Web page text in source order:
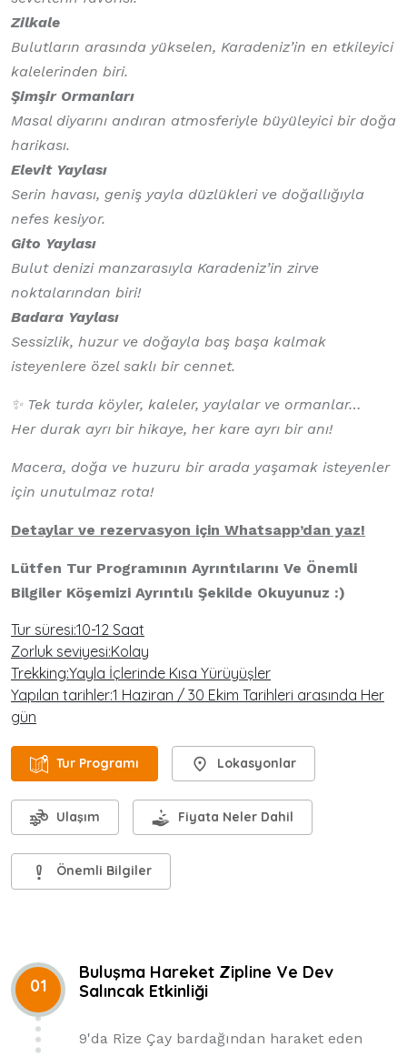
Zilkale
Bulutların arasında yükselen, Karadeniz’in en etkileyici
kalelerinden biri.
Şimşir Ormanları
Masal diyarını andıran atmosferiyle büyüleyici bir doğa
harikası.
Elevit Yaylası
Serin havası, geniş yayla düzlükleri ve doğallığıyla
nefes kesiyor.
Gito Yaylası
Bulut denizi manzarasıyla Karadeniz’in zirve
noktalarından biri!
Badara Yaylası
Sessizlik, huzur ve doğayla baş başa kalmak
isteyenlere özel saklı bir cennet.
✨ Tek turda köyler, kaleler, yaylalar ve ormanlar…
Her durak ayrı bir hikaye, her kare ayrı bir anı!
Macera, doğa ve huzuru bir arada yaşamak isteyenler
için unutulmaz rota!
Detaylar ve rezervasyon için Whatsapp’dan yaz!
Lütfen Tur Programının Ayrıntılarını Ve Önemli
Bilgiler Köşemizi Ayrıntılı Şekilde Okuyunuz :)
Tur süresi:10-12 Saat
Zorluk seviyesi:Kolay
Trekking:Yayla İçlerinde Kısa Yürüyüşler
Yapılan tarihler:1 Haziran / 30 Ekim Tarihleri arasında Her
gün
Tur Programı Lokasyonlar
Ulaşım Fiyata Neler Dahil
Önemli Bilgiler
01
Buluşma Hareket Zipline Ve Dev
Salıncak Etkinliği
9'da Rize Çay bardağından haraket eden